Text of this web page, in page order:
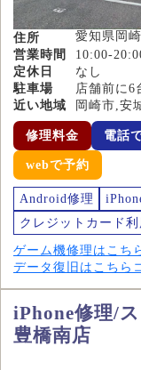
住所
愛知県岡
営業時間
10:00-
定休日
なし
駐車場
店舗前に6
近い地域
岡崎市,安
修理料金 電話
webで予約
Android修理
クレジットカード
ゲーム機修理はこち
データ復旧はこちら
iPhone修理/
豊橋南店